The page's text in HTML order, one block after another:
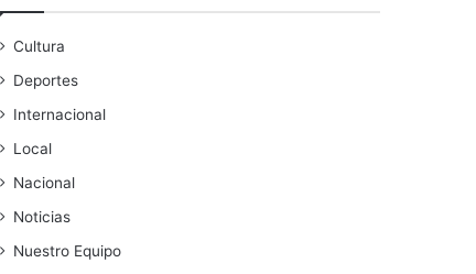
Cultura
Deportes
Internacional
Local
Nacional
Noticias
Nuestro Equipo